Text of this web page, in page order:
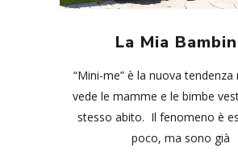
La Mia
“Mini-me” è la nuova tendenza
vede le mamme e le bimbe
stesso abito. Il fenomeno è
poco, ma sono già